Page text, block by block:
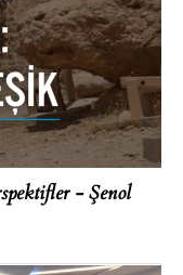
- Şenol